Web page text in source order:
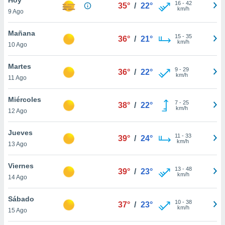
y
en
más
de
9 Ago
35° / 22° 16- 42
km/h
Mañana
10 Ago
36° / 21° 15- 35
km/h
Martes
11 Ago
36° / 22° 9- 29
km/h
Miércoles
12 Ago
38° / 22° 7- 25
km/h
Jueves
13 Ago
39° / 24° 11 - 33
km/h
Viernes
14 Ago
39° / 23° 13- 48
km/h
Sábado
15 Ago
37° / 23° 10- 38
km/h